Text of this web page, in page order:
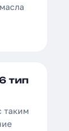
тип
таким